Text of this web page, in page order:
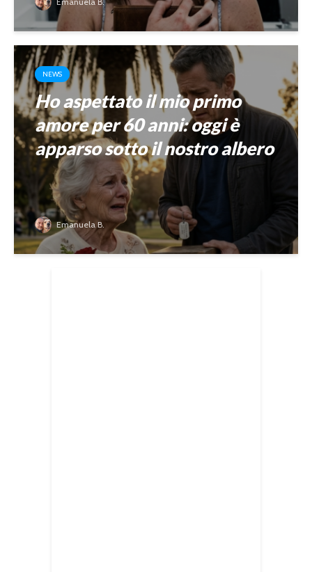
NEWS
Ho aspettato il mio primo
amore per 60 anni: oggi è
apparso sotto il nostro albero
Emanuela B.